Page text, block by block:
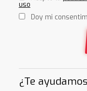
uso
Doy mi
¿Te